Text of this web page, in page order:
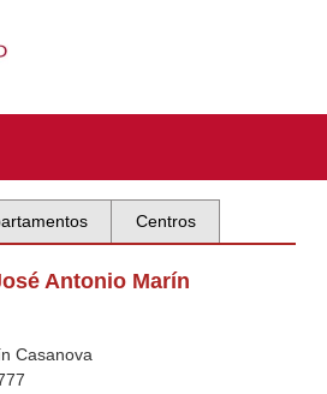
Centros
Antonio Marín
Casanova